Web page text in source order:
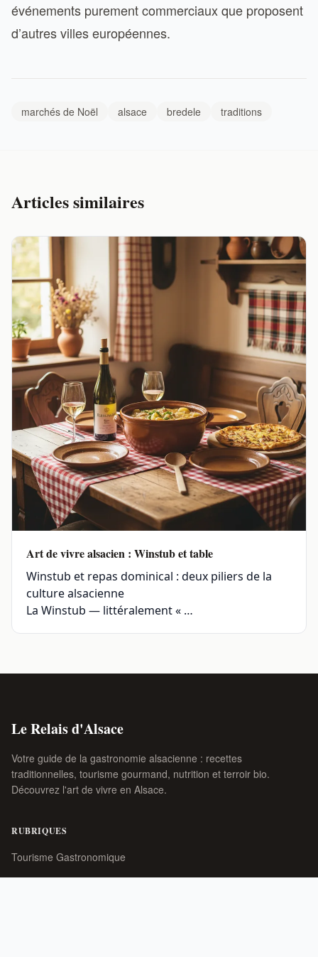
événements purement commerciaux que proposent
d’autres villes européennes.
marchés de Noël alsace bredele traditions
Articles similaires
Art de vivre alsacien : Winstub et table
Winstub et repas dominical : deux piliers de la
culture alsacienne
La Winstub — littéralement « …
Le Relais d'Alsace
Votre guide de la gastronomie alsacienne : recettes
traditionnelles, tourisme gourmand, nutrition et terroir bio.
Découvrez l'art de vivre en Alsace.
RUBRIQUES
Tourisme Gastronomique
Nutrition et Santé